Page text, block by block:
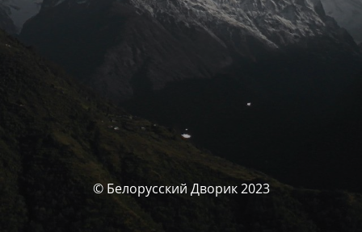
© Белорусский Дворик 2023